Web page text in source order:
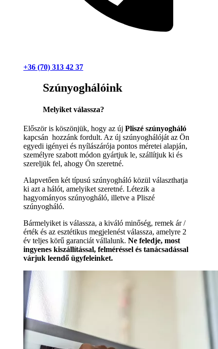
+36 (70) 313 42 37
Szúnyoghálóink
Melyiket válassza?
Először is köszönjük, hogy az új Pliszé szúnyogháló
kapcsán hozzánk fordult. Az új szúnyoghálóját az Ön
egyedi igényei és nyílászárója pontos méretei alapján,
személyre szabott módon gyártjuk le, szállítjuk ki és
szereljük fel, ahogy Ön szeretné.
Alapvetően két típusú szúnyogháló közül választhatja
ki azt a hálót, amelyiket szeretné. Létezik a
hagyományos szúnyogháló, illetve a Pliszé
szúnyogháló.
Bármelyiket is válassza, a kiváló minőség, remek ár /
érték és az esztétikus megjelenést válassza, amelyre 2
év teljes körű garanciát vállalunk. Ne feledje, most
ingyenes kiszállítással, felméréssel és tanácsadással
várjuk leendő ügyfeleinket.